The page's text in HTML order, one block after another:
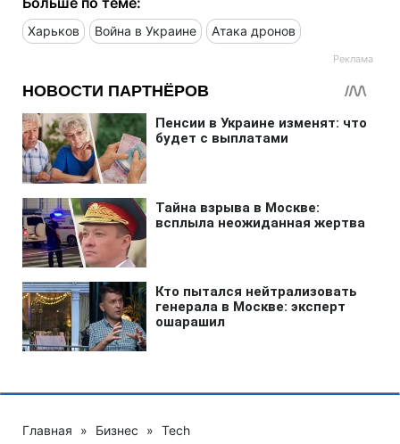
Харьков Война в Украине Атака дронов
Главная » Бизнес » Tech